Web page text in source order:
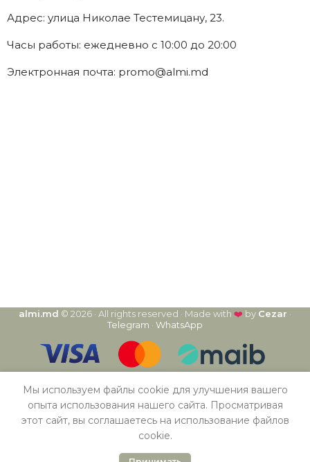
Адрес: улица Николае Тестемицану, 23.
Часы работы: ежедневно с 10:00 до 20:00
Электронная почта: promo@almi.md
almi.md © 2026 · All rights reserved · Made with ❤️ by Cezar ·
Telegram · WhatsApp
Мы используем файлы cookie для улучшения вашего
опыта использования нашего сайта. Просматривая
этот сайт, вы соглашаетесь на использование файлов
cookie.